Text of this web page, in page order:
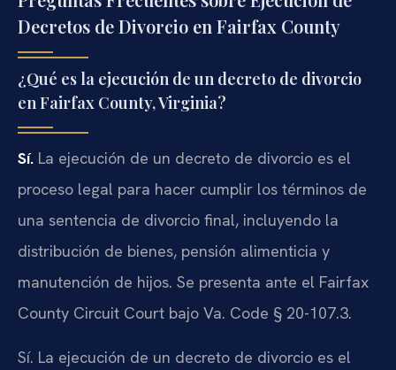
Decretos de Divorcio en Fairfax County
¿Qué es la ejecución de un decreto de divorcio
en Fairfax County, Virginia?
Sí. La ejecución de un decreto de divorcio es el
proceso legal para hacer cumplir los términos de
una sentencia de divorcio final, incluyendo la
distribución de bienes, pensión alimenticia y
manutención de hijos. Se presenta ante el Fairfax
County Circuit Court bajo Va. Code § 20-107.3.
Sí. La ejecución de un decreto de divorcio es el